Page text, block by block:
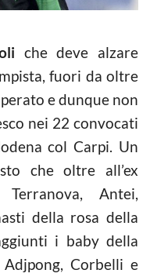
che deve alzare
fuori da oltre
e dunque non
nei 22 convocati
col Carpi. Un
che oltre all’ex
Antei,
della rosa della
i baby della
Corbelli e